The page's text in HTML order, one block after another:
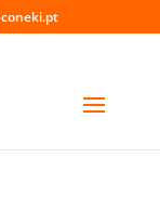
Portugal